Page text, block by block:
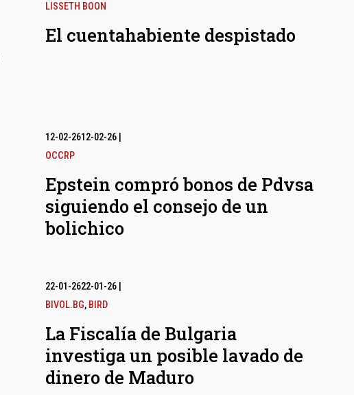
LISSETH BOON
El cuentahabiente despistado
12-02-2612-02-26|
OCCRP
Epstein compró bonos de Pdvsa
siguiendo el consejo de un
bolichico
22-01-2622-01-26|
BIVOL.BG, BIRD
La Fiscalía de Bulgaria
investiga un posible lavado de
dinero de Maduro